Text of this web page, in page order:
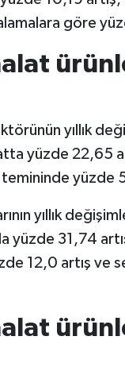
göre
yıllık
yüzde 22,65
yüzde
yıllık
yüzde 31,74
12,0 artış ve